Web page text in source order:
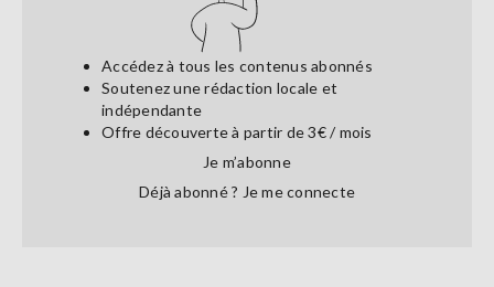
Accédez à tous les contenus abonnés
Soutenez une rédaction locale et
indépendante
Offre découverte à partir de 3€ / mois
Je m’abonne
Déjà abonné ? Je me connecte